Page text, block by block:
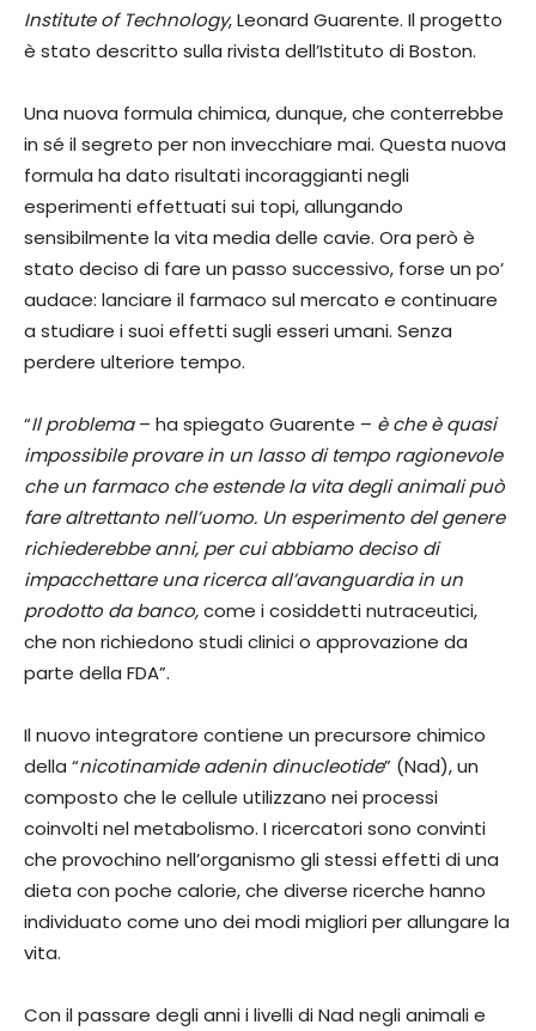
Institute of Technology, Leonard Guarente. Il progetto
è stato descritto sulla rivista dell’Istituto di Boston.
Una nuova formula chimica, dunque, che conterrebbe
in sé il segreto per non invecchiare mai. Questa nuova
formula ha dato risultati incoraggianti negli
esperimenti effettuati sui topi, allungando
sensibilmente la vita media delle cavie. Ora però è
stato deciso di fare un passo successivo, forse un po’
audace: lanciare il farmaco sul mercato e continuare
a studiare i suoi effetti sugli esseri umani. Senza
perdere ulteriore tempo.
“Il problema– ha spiegato Guarente – è che è quasi
impossibile provare in un lasso di tempo ragionevole
che un farmaco che estende la vita degli animali può
fare altrettanto nell’uomo. Un esperimento del genere
richiederebbe anni, per cui abbiamo deciso di
impacchettare una ricerca all’avanguardia in un
prodotto da banco,come i cosiddetti nutraceutici,
che non richiedono studi clinici o approvazione da
parte della FDA”.
Il nuovo integratore contiene un precursore chimico
della “nicotinamide adenin dinucleotide” (Nad), un
composto che le cellule utilizzano nei processi
coinvolti nel metabolismo. I ricercatori sono convinti
che provochino nell’organismo gli stessi effetti di una
dieta con poche calorie, che diverse ricerche hanno
individuato come uno dei modi migliori per allungare la
vita.
Con il passare degli anni i livelli di Nad negli animali e